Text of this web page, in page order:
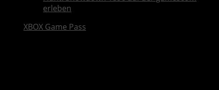
erleben
XBOX Game Pass